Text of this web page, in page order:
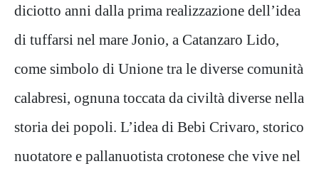
diciotto anni dalla prima realizzazione dell’idea
di tuffarsi nel mare Jonio, a Catanzaro Lido,
come simbolo di Unione tra le diverse comunità
calabresi, ognuna toccata da civiltà diverse nella
storia dei popoli. L’idea di Bebi Crivaro, storico
nuotatore e pallanuotista crotonese che vive nel